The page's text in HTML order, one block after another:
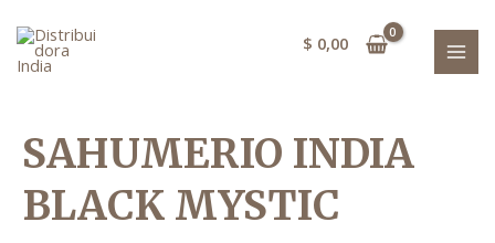
contenido
$ 0,00
SAHUMERIO INDIA
BLACK MYSTIC